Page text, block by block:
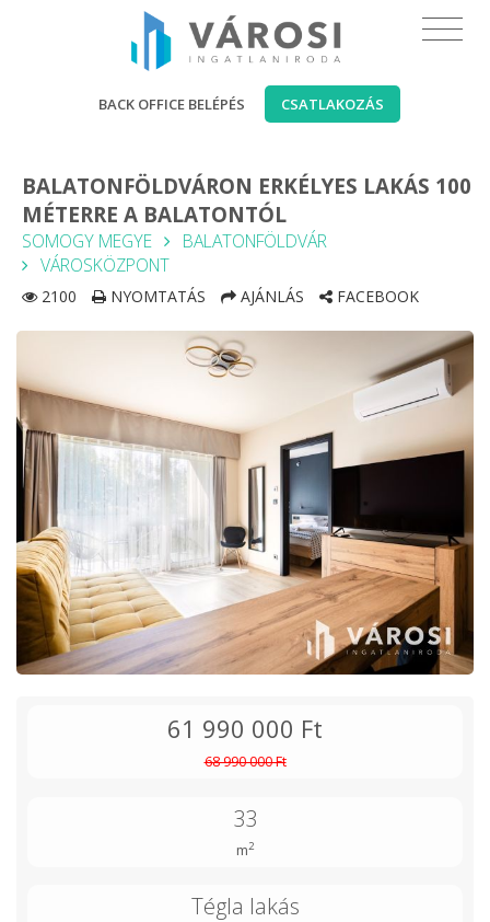
BACK OFFICE BELÉPÉS CSATLAKOZÁS
BALATONFÖLDVÁRON ERKÉLYES LAKÁS 100
MÉTERRE A BALATONTÓL
SOMOGY MEGYE
BALATONFÖLDVÁR
VÁROSKÖZPONT
2100 NYOMTATÁS AJÁNLÁS FACEBOOK
61 990 000 Ft
68 990 000 Ft
33
m2
Tégla lakás